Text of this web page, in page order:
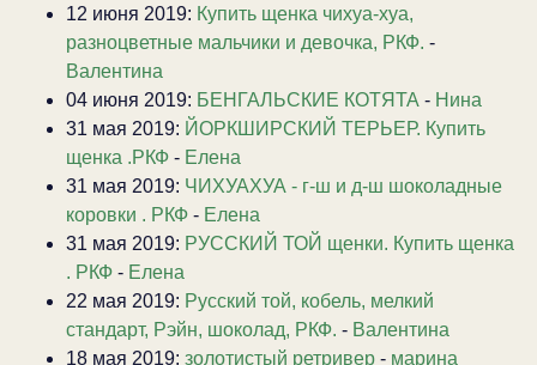
12 июня 2019: Купить щенка чихуа-хуа,
разноцветные мальчики и девочка, РКФ. -
Валентина
04 июня 2019: БЕНГАЛЬСКИЕ КОТЯТА - Нина
31 мая 2019: ЙОРКШИРСКИЙ ТЕРЬЕР. Купить
щенка .РКФ - Елена
31 мая 2019: ЧИХУАХУА - г-ш и д-ш шоколадные
коровки . РКФ - Елена
31 мая 2019: РУССКИЙ ТОЙ щенки. Купить щенка
. РКФ - Елена
22 мая 2019: Русский той, кобель, мелкий
стандарт, Рэйн, шоколад, РКФ. - Валентина
18 мая 2019: золотистый ретривер - марина